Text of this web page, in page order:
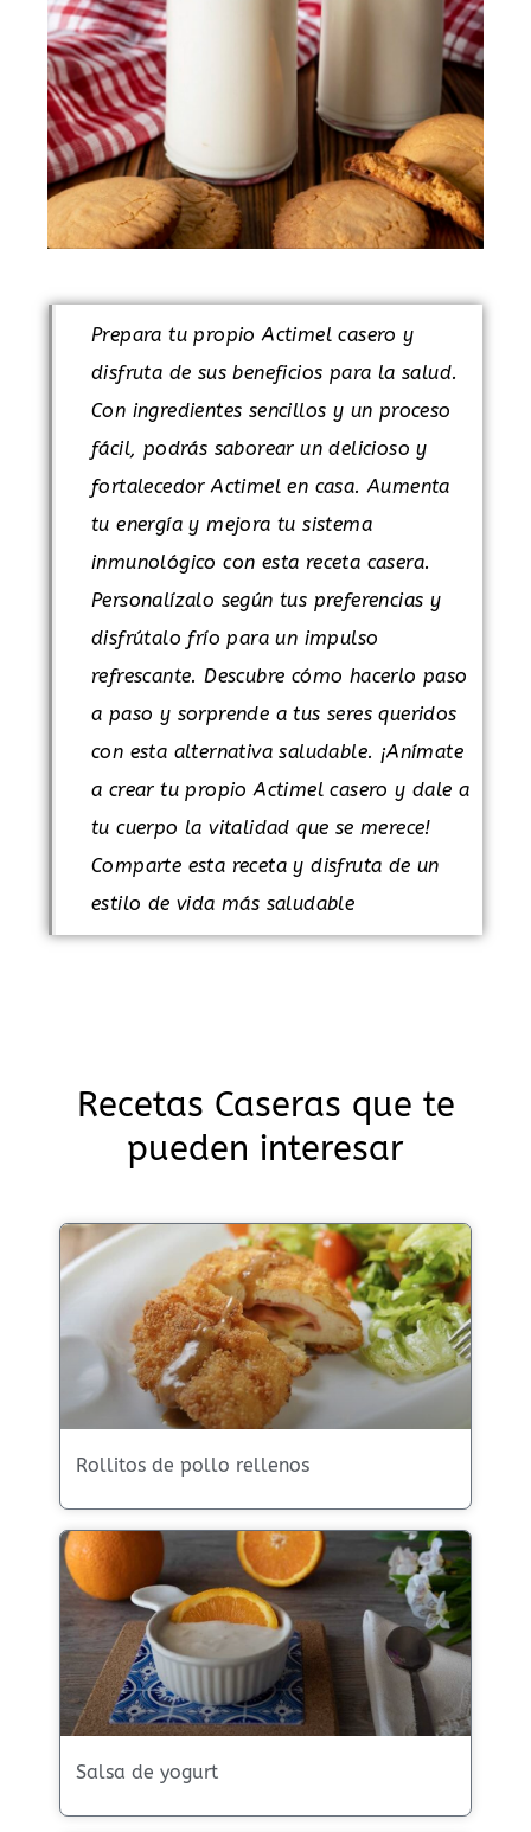
Prepara tu propio Actimel casero y
disfruta de sus beneficios para la salud.
Con ingredientes sencillos y un proceso
fácil, podrás saborear un delicioso y
fortalecedor Actimel en casa. Aumenta
tu energía y mejora tu sistema
inmunológico con esta receta casera.
Personalízalo según tus preferencias y
disfrútalo frío para un impulso
refrescante. Descubre cómo hacerlo paso
a paso y sorprende a tus seres queridos
con esta alternativa saludable. ¡Anímate
a crear tu propio Actimel casero y dale a
tu cuerpo la vitalidad que se merece!
Comparte esta receta y disfruta de un
estilo de vida más saludable
Recetas Caseras que te
pueden interesar
Rollitos de pollo rellenos
Salsa de yogurt